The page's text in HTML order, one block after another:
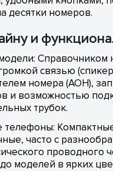
десятки номеров.
и
Справочником
связью
номера (АОН),
и возможностью
трубок.
часто с
проводного
моделей в ярких